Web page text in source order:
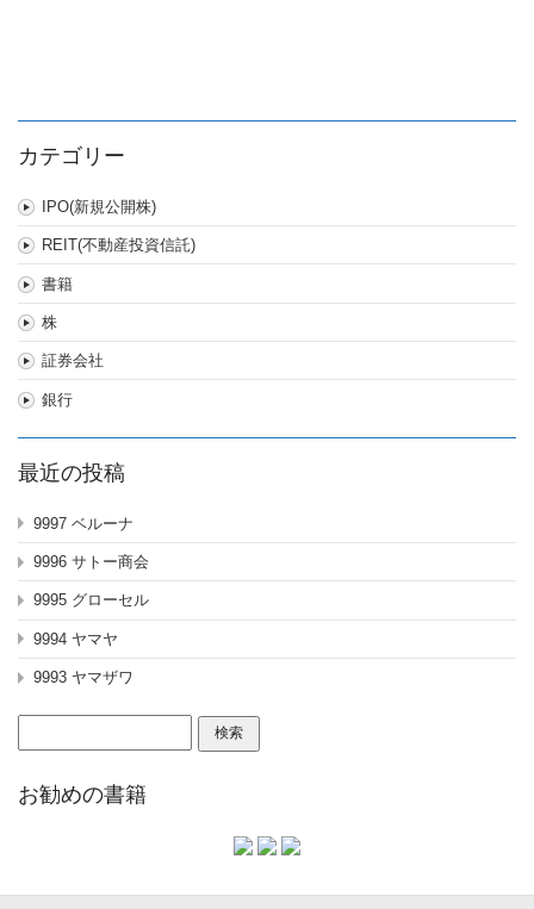
カテゴリー
IPO(新規公開株)
REIT(不動産投資信託)
書籍
株
証券会社
銀行
最近の投稿
9997 ベルーナ
9996 サトー商会
9995 グローセル
9994 ヤマヤ
9993 ヤマザワ
索:
お勧めの書籍